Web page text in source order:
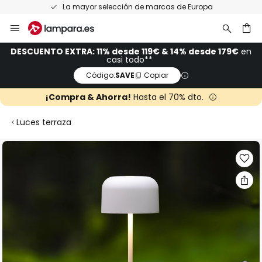
La mayor selección de marcas de Europa
al
contenido
DESCUENTO EXTRA: 11% desde 119€ & 14% desde 179€ en
casi todo**
Código:SAVE Copiar
¡Compra & Ahorra! Hasta el 70% dto.
Luces terraza
Saltar
imágenes